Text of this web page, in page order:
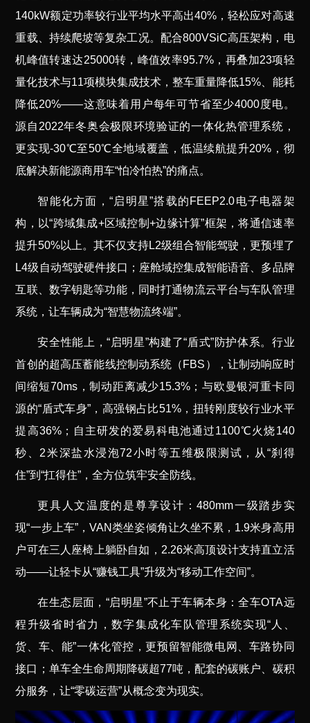
140kW额定功率较行业平均水平高出40%，轻松应对高速
重载、持续爬坡等复杂工况。配合800VSiC高压架构，电
机峰值转速达25000转，峰值效率95.7%，再叠加23项轻
量化技术与11项模块集成技术，整车重量降低15%、能耗
降低20%——这意味着用户每年可节省至少4000度电。
源自2022年冬奥会极限环境验证的一体化热管理系统，
更实现-30℃至50℃全地域覆盖，低温续航提升20%，彻
底解决新能源商用车“怕冷怕热”的痛点。
智能化方面，“启明星”搭载的FEEP2.0电子电器架
构，以“跨域集成+区域控制+边缘计算”框架，将通信速率
提升50%以上。其不仅支持L2级组合智能驾驶，更预埋了
L4级自动驾驶硬件接口；座舱域控集成智能语音、多品牌
互联、数字钥匙等功能，同时打通物流云平台与车队管理
系统，让车辆成为“智慧物流终端”。
安全性能上，“启明星”构建了“盾式”防护体系。行业
首创的超高压蓄能线控制动系统（FBS），让制动响应时
间缩短70ms，制动距离减少15.3%；与欧曼银河重卡同
源的“盾式车身”，高强钢占比51%，扭转刚度较行业水平
提高36%；自主研发的爱易科电池通过1100℃火烧140
秒、2米深盐水浸泡72小时等五维极限测试，从“刹得
住”到“扛得住”，全方位筑牢安全防线。
更具人文温度的是尊享设计：480mm一级踏步实
现“一步上车”，VAN类坐姿倾角让久坐不累，1.9米身高用
户可在三人座椅上躺卧自如，2.26米高顶设计支持直立活
动——让轻卡从“赚钱工具”升级为“移动工作空间”。
在生态层面，“启明星”不止于车辆本身：全车OTA远
程升级省时省力，数字集成化车队管理系统实现“人、
货、车、能”一体化管控，更预留智能微电网、车路协同
接口；单车全生命周期降碳超77吨，配套的碳账户、碳积
分服务，让“零碳运营”从概念变为现实。